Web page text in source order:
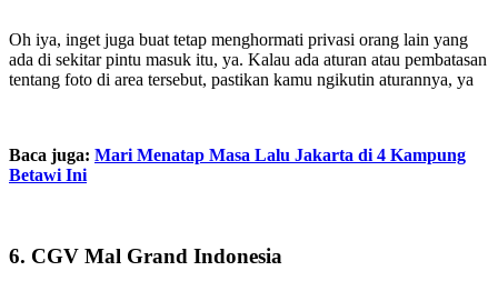
Oh iya, inget juga buat tetap menghormati privasi orang lain yang
ada di sekitar pintu masuk itu, ya. Kalau ada aturan atau pembatasan
tentang foto di area tersebut, pastikan kamu ngikutin aturannya, ya
Baca juga: Mari Menatap Masa Lalu Jakarta di 4 Kampung
Betawi Ini
6. CGV Mal Grand Indonesia